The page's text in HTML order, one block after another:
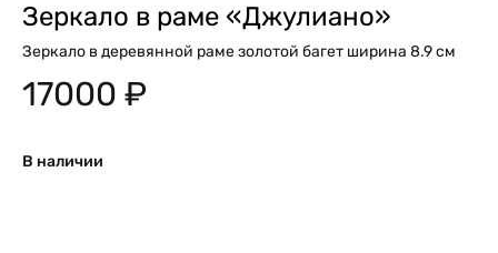
Зеркало в раме «Джулиано»
Зеркало в деревянной раме золотой багет ширина 8.9 см
17000 ₽
В наличии